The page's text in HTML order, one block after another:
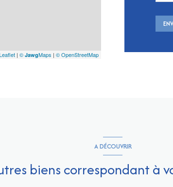
| © JawgMaps | © OpenStreetMap
A DÉCOUVRIR
biens correspondant à